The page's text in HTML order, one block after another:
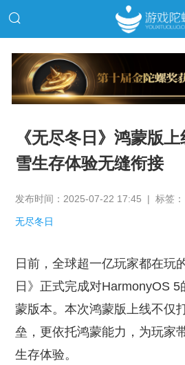
《无尽冬日》鸿蒙版
雪生存体验无缝衔接
发布时间：2025-07-22 17:45 | 标签
无尽冬日
日前，全球超一亿玩家都在玩
日》正式完成对HarmonyOS
蒙版本。本次鸿蒙版上线不仅
垒，更依托鸿蒙能力，为玩家
生存体验。